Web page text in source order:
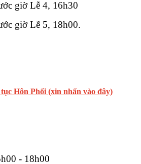
4, 16h30
5, 18h00.
Hôn Phối (xin nhấn vào đây)
- 18h00